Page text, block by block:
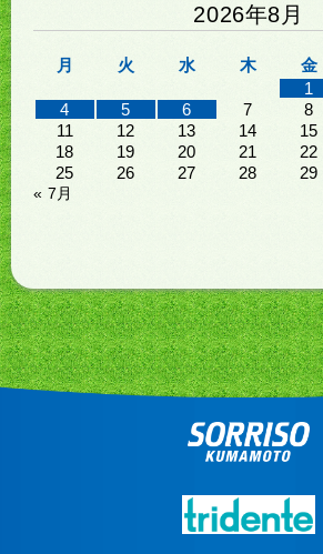
2026年8月
月 火 水 木 金
1
4
5 6 7 8
11
12 13 14 15
18
19 20 21 22
25
26 27 28 29
« 7月